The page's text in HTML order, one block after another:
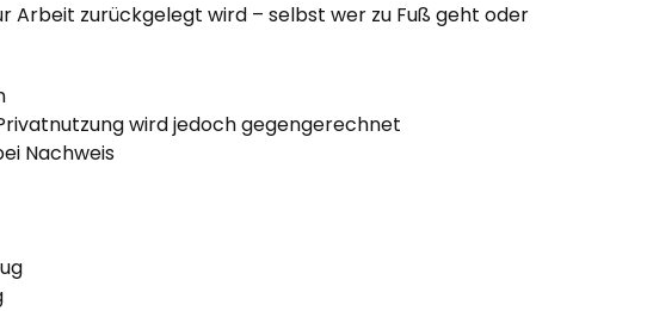
Arbeit zurückgelegt wird – selbst wer zu Fuß geht oder
wird jedoch gegengerechnet
Nachweis